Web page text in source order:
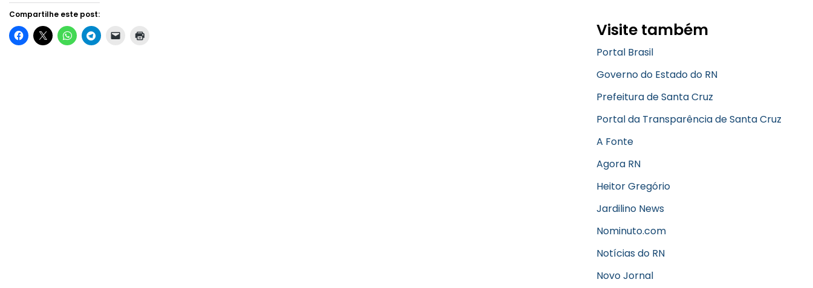
Compartilhe este post:
Visite também
Portal Brasil
Governo do Estado do RN
Prefeitura de Santa Cruz
Portal da Transparência de Santa Cruz
A Fonte
Agora RN
Heitor Gregório
Jardilino News
Nominuto.com
Notícias do RN
Novo Jornal